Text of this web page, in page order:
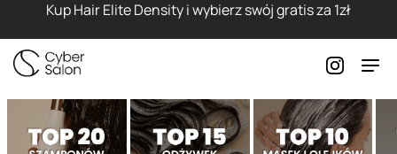
Kup Hair Elite Density i wybierz swój gratis za 1zł
Strona główna - Cyber Salon